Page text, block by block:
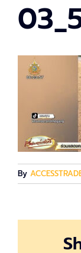
By